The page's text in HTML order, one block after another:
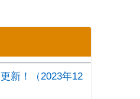
新！（2023年12